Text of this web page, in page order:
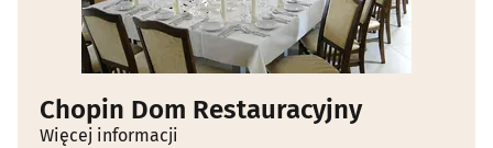
Chopin Dom Restauracyjny
Więcej informacji